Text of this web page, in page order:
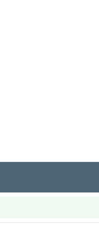
Twitter
su Linkedin